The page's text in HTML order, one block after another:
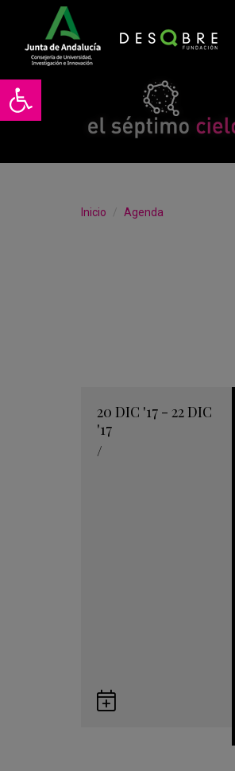
Abrir barra de herramientas
Inicio Agenda
20 DIC '17 - 22 DIC
'17
/
Guardar
en